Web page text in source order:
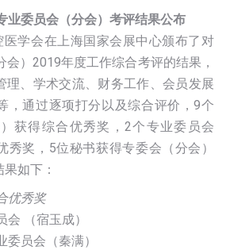
业委员会（分会）考评结果公布
学会在上海国家会展中心颁布了对
）2019年度工作综合考评的结果，
理、学术交流、财务工作、会员发展
，通过逐项打分以及综合评价，9个
获得综合优秀奖，2个专业委员会
秀奖，5位秘书获得专委会（分会）
如下：
优秀奖
（宿玉成）
委员会（秦满）